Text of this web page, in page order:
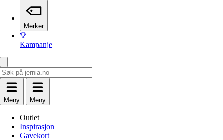
Merker
Kampanje
Meny Meny
Outlet
Inspirasjon
Gavekort